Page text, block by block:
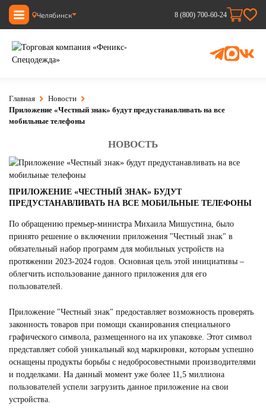
Челябинск 8 (800) 700-60-24
Главная
Новости
Приложение «Честный знак» будут предустанавливать на все
мобильные телефоны
НОВОСТЬ
ПРИЛОЖЕНИЕ «ЧЕСТНЫЙ ЗНАК» БУДУТ
ПРЕДУСТАНАВЛИВАТЬ НА ВСЕ МОБИЛЬНЫЕ ТЕЛЕФОНЫ
По обращению премьер-министра Михаила Мишустина, было
принято решение о включении приложения "Честный знак" в
обязательный набор программ для мобильных устройств на
протяжении 2023-2024 годов. Основная цель этой инициативы –
облегчить использование данного приложения для его
пользователей.
Приложение "Честный знак" предоставляет возможность проверять
законность товаров при помощи сканирования специального
графического символа, размещенного на их упаковке. Этот символ
представляет собой уникальный код маркировки, которым успешно
оснащены продукты борьбы с недобросовестными производителями
и подделками. На данный момент уже более 11,5 миллиона
пользователей успели загрузить данное приложение на свои
устройства.